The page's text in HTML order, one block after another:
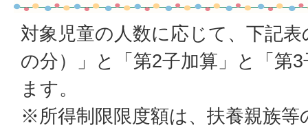
対象児童の人数に応じて、下記
の分）」と「第2子加算」と「第
ます。
※所得制限限度額は、扶養親族等